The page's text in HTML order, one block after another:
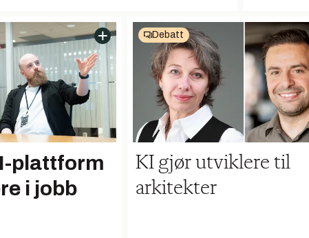
plattform
i jobb
Debatt
KI gjør utviklere til
arkitekter